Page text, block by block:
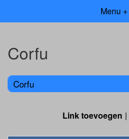
Menu +
Corfu
Corfu
Link toevoegen